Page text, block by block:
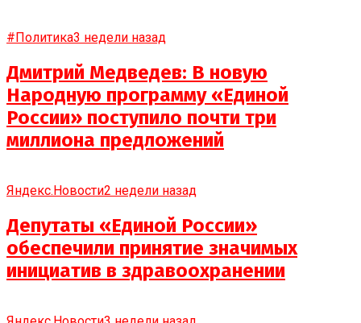
#Политика3 недели назад
Дмитрий Медведев: В новую
Народную программу «Единой
России» поступило почти три
миллиона предложений
Яндекс.Новости2 недели назад
Депутаты «Единой России»
обеспечили принятие значимых
инициатив в здравоохранении